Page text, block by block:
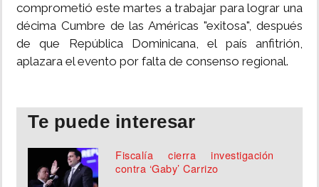
comprometió este martes a trabajar para lograr una
décima Cumbre de las Américas "exitosa", después
de que República Dominicana, el país anfitrión,
aplazara el evento por falta de consenso regional.
Te puede interesar
Fiscalía cierra investigación
contra ‘Gaby’ Carrizo